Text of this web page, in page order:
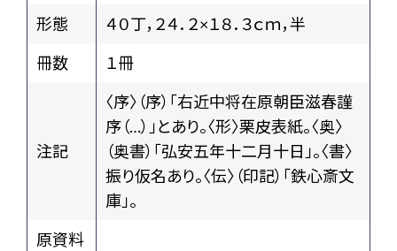
形態
４０丁，２４．２×１８．３ｃｍ，半
冊数
１冊
注記
〈序〉（序）「右近中将在原朝臣滋春謹
序（…）」とあり。〈形〉栗皮表紙。〈奥〉
（奥書）「弘安五年十二月十日」。〈書〉
振り仮名あり。〈伝〉（印記）「鉄心斎文
庫」。
原資料